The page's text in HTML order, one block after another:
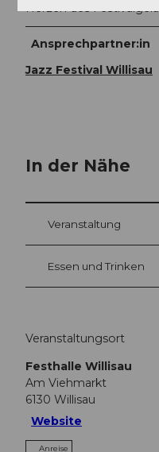
Herzen des
Ansprechpartner:in
Jazz Festival Willisau
In der Nähe
Veranstaltung
Essen und Trinken
Veranstaltungsort
Festhalle Willisau
Am Viehmarkt
6130 Willisau
Website
Anreise